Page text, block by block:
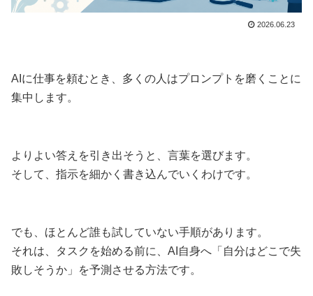
2026.06.23
AIに仕事を頼むとき、多くの人はプロンプトを磨くことに
集中します。
よりよい答えを引き出そうと、言葉を選びます。
そして、指示を細かく書き込んでいくわけです。
でも、ほとんど誰も試していない手順があります。
それは、タスクを始める前に、AI自身へ「自分はどこで失
敗しそうか」を予測させる方法です。